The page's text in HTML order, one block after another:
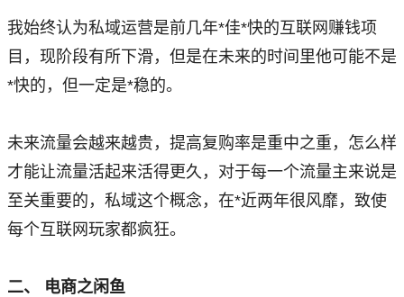
我始终认为私域运营是前几年*佳*快的互联网赚钱项
目，现阶段有所下滑，但是在未来的时间里他可能不是
*快的，但一定是*稳的。
未来流量会越来越贵，提高复购率是重中之重，怎么样
才能让流量活起来活得更久，对于每一个流量主来说是
至关重要的，私域这个概念，在*近两年很风靡，致使
每个互联网玩家都疯狂。
二、 电商之闲鱼